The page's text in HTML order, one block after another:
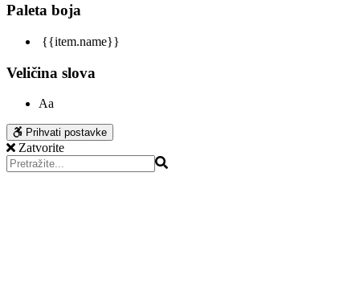
Paleta boja
{{item.name}}
Veličina slova
Aa
Prihvati postavke
Zatvorite